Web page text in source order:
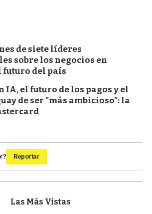
de siete líderes
sobre los negocios en
futuro del país
IA, el futuro de los pagos y el
de ser "más ambicioso": la
Reportar
Las Más Vistas